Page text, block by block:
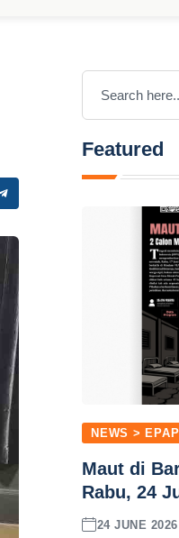
Featured
NEWS >
Maut di
Rabu, 24
24 JUNE 2026